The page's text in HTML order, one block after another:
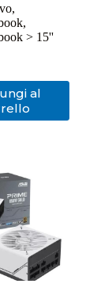
,
,
> 15''
al